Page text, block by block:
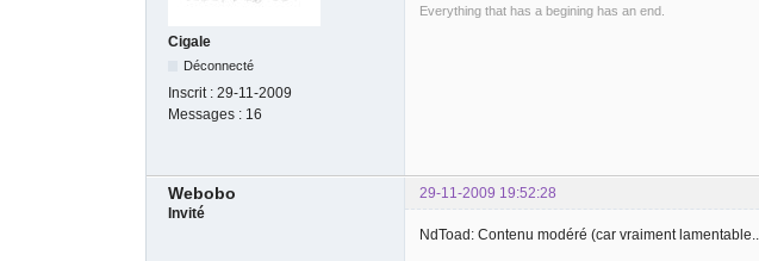
Cigale
Déconnecté
Inscrit : 29-11-2009
Messages : 16
Everything that has a begining has an end.
Webobo
29-11-2009 19:52:28
Invité
NdToad: Contenu modéré (car vraiment